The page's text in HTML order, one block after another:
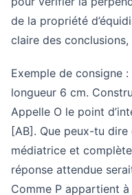
de la propriété
claire des
Exemple de consigne
longueur 6 cm.
Appelle O le point
[AB]. Que peux-tu
médiatrice et
réponse attendue
Comme P appartient